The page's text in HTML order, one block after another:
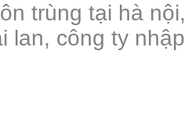
trùng tại hà
lan, công ty